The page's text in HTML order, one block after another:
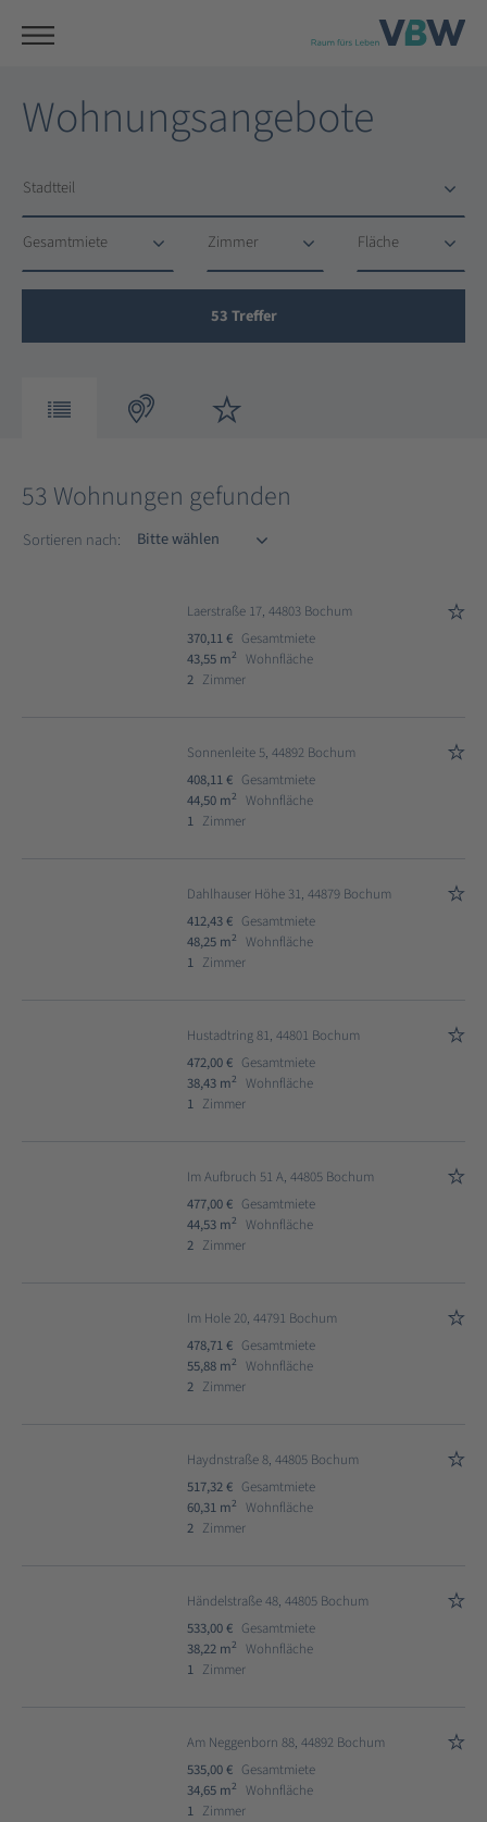
Wohnungsangebote
Stadtteil
Gesamtmiete Zimmer Fläche
53Treffer
53 Wohnungen gefunden
Sortieren nach:
Laerstraße 17, 44803 Bochum
370,11 € Gesamtmiete
43,55 m2
Wohnfläche
2 Zimmer
Sonnenleite 5, 44892 Bochum
408,11 € Gesamtmiete
44,50 m2
Wohnfläche
1 Zimmer
Dahlhauser Höhe 31, 44879 Bochum
412,43 € Gesamtmiete
48,25 m2
Wohnfläche
1 Zimmer
Hustadtring 81, 44801 Bochum
472,00 € Gesamtmiete
38,43 m2
Wohnfläche
1 Zimmer
Im Aufbruch 51 A, 44805 Bochum
477,00 € Gesamtmiete
44,53 m2
Wohnfläche
2 Zimmer
Im Hole 20, 44791 Bochum
478,71 € Gesamtmiete
55,88 m2
Wohnfläche
2 Zimmer
Haydnstraße 8, 44805 Bochum
517,32 € Gesamtmiete
60,31 m2
Wohnfläche
2 Zimmer
Händelstraße 48, 44805 Bochum
533,00 € Gesamtmiete
38,22 m2
Wohnfläche
1 Zimmer
Am Neggenborn 88, 44892 Bochum
535,00 € Gesamtmiete
34,65 m2
Wohnfläche
1 Zimmer